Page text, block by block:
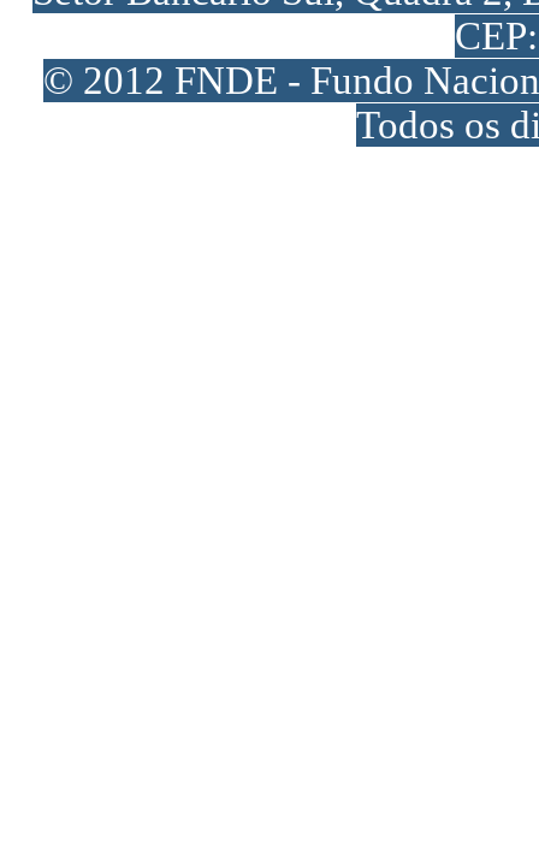
© 2012 FNDE - Fundo
Todos os